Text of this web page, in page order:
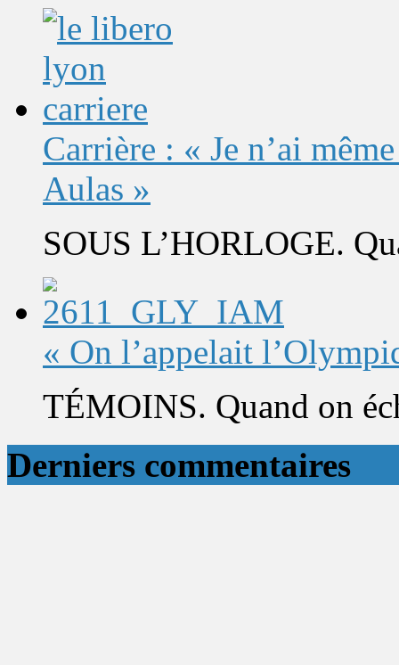
Carrière : « Je n’ai
Aulas »
SOUS L’HORLOGE.
« On l’appelait
TÉMOINS. Quand on
Derniers commentaires